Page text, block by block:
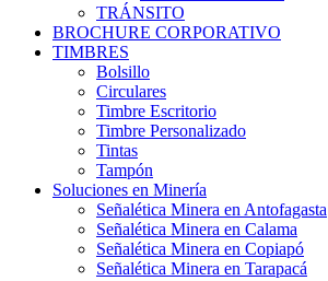
TRÁNSITO
BROCHURE CORPORATIVO
TIMBRES
Bolsillo
Circulares
Timbre Escritorio
Timbre Personalizado
Tintas
Tampón
Soluciones en Minería
Señalética Minera en Antofagasta
Señalética Minera en Calama
Señalética Minera en Copiapó
Señalética Minera en Tarapacá